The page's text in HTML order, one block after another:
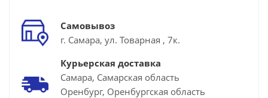
Самовывоз
г. Самара, ул. Товарная , 7к.
Курьерская доставка
Самара, Самарская область
Оренбург, Оренбургская область